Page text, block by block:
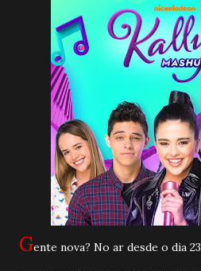
Gente nova? No ar desde o dia